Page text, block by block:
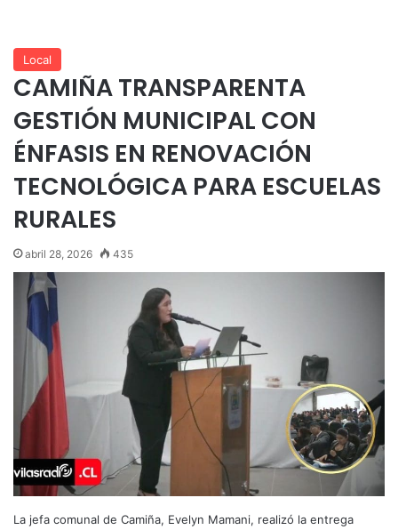
Local
CAMIÑA TRANSPARENTA
GESTIÓN MUNICIPAL CON
ÉNFASIS EN RENOVACIÓN
TECNOLÓGICA PARA ESCUELAS
RURALES
abril 28, 2026 435
La jefa comunal de Camiña, Evelyn Mamani, realizó la entrega